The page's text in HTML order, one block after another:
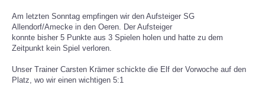
SPORTHEIM
Am letzten Sonntag empfingen wir den Aufsteiger SG
Allendorf/Amecke in den Oeren. Der Aufsteiger
konnte bisher 5 Punkte aus 3 Spielen holen und hatte zu dem
Zeitpunkt kein Spiel verloren.
Unser Trainer Carsten Krämer schickte die Elf der Vorwoche auf den
Platz, wo wir einen wichtigen 5:1